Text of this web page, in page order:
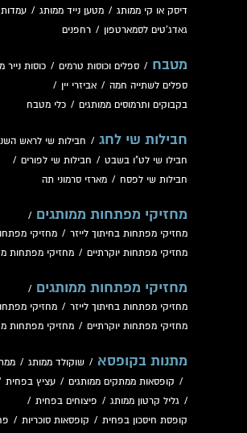
דיסק או קי ממותג / מטען נייד ממותג /
גאדג'טים לסמארטפון / רחפנים
מטבח / ספלים וכוסות טרמים / כוסות נייר
ספלים לשתייה חמה / אביזרי יין /
בקבוקים ותרמוסים ממותגים / כלי מטבח
חבילות שי לחג / חבילות שי לראש
חבילו שי לט"ו בשבט / חבילות שי לפורים /
חבילות שי לפסח / מארזי סרמוני תה
מחזיקי מפתחות ממותגים /
מחזיקי מפתחות בחיתוך לייזר / מחזיקי
מחזיקי מפתחות יוקרתיים / מחזיקי מפתחות
מחזיקי מפתחות ממותגים /
מחזיקי מפתחות בחיתוך לייזר / מחזיקי
מחזיקי מפתחות יוקרתיים / מחזיקי מפתחות
מתנות בקופסא / שוקולד ממותג /
/ קופסאות ממתקים ממותגים / עציץ בפחית
/ גליל קרטון ממותג / פיצוחים בפחית /
קופסת חיסכון בפחית / קופסאות סוכריות /